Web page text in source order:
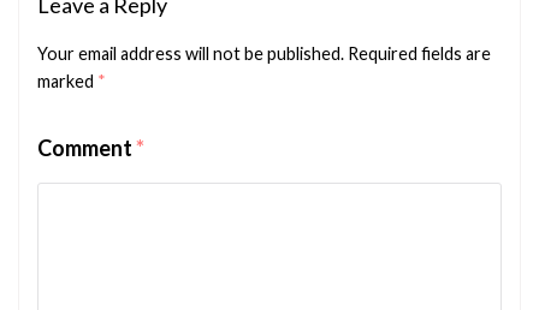
Your email address will not be published. Required fields are
marked *
Comment*